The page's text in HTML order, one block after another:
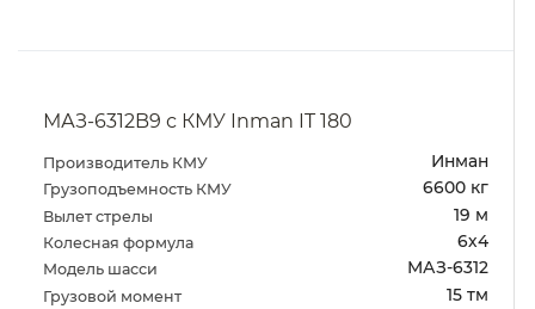
МАЗ-6312B9 с КМУ Inman IT 180
Производитель КМУ Инман
Грузоподъемность КМУ 6600 кг
Вылет стрелы 19 м
Колесная формула 6х4
Модель шасси МАЗ-6312
Грузовой момент 15 тм